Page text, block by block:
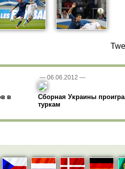
в
— 06.06.2012 —
Сборная Украины
туркам